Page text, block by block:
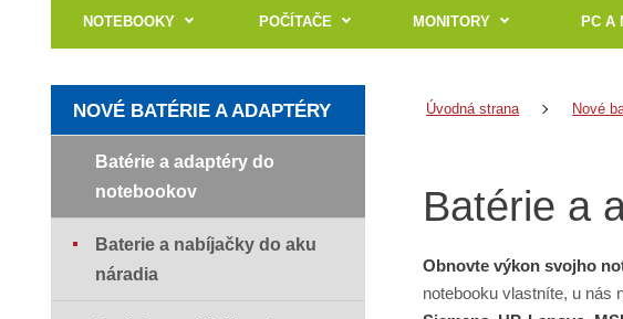
NOTEBOOKY POČÍTAČE MONITORY PC A
Úvodná strana Nové
Batérie a
Obnovte výkon svojho
notebooku vlastníte, u nás
NOVÉ BATÉRIE A ADAPTÉRY
Batérie a adaptéry do
notebookov
Baterie a nabíjačky do aku
náradia